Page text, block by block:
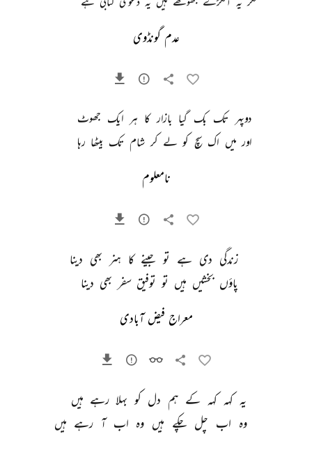
عدم گونڈوی
دوپہر تک بک گیا بازار کا ہر ایک جھوٹ
اور میں اک سچ کو لے کر شام تک بیٹھا رہا
نامعلوم
زندگی دی ہے تو جینے کا ہنر بھی دینا
پاؤں بخشیں ہیں تو توفیق سفر بھی دینا
معراج فیض آبادی
یہ کہہ کہہ کے ہم دل کو بہلا رہے ہیں
وہ اب چل چکے ہیں وہ اب آ رہے ہیں